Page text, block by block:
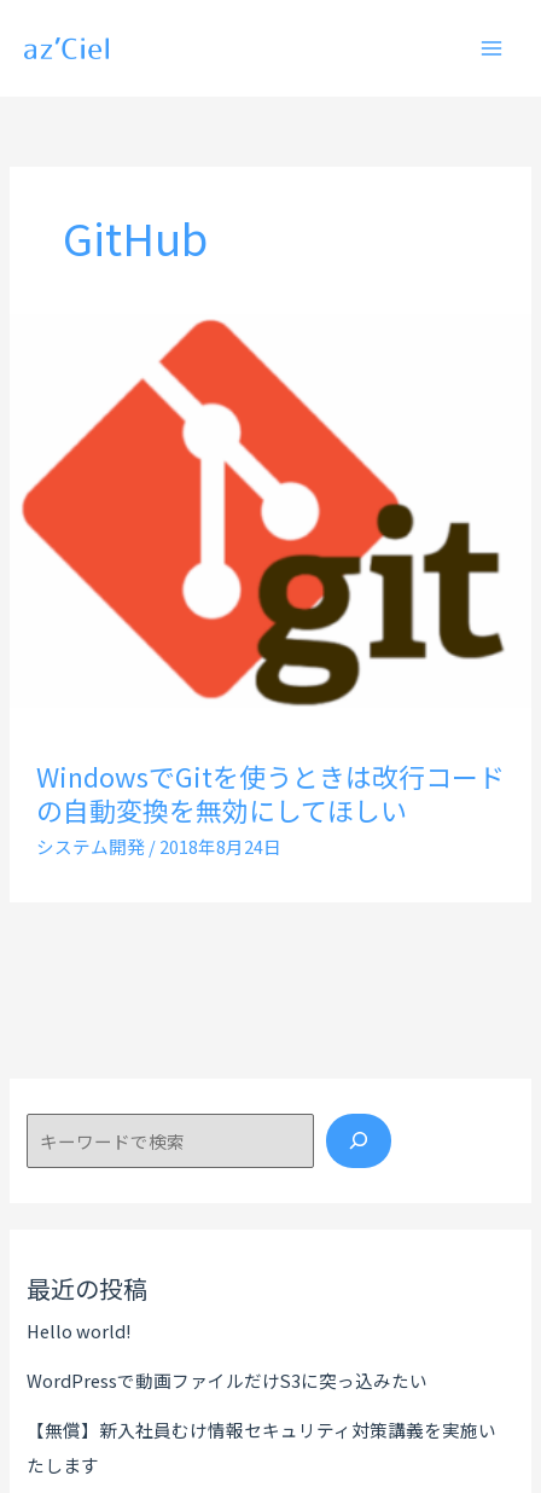
GitHub
WindowsでGitを使うときは改行コード
の自動変換を無効にしてほしい
システム開発/2018年8月24日
検索
最近の投稿
Hello world!
WordPressで動画ファイルだけS3に突っ込みたい
【無償】新入社員むけ情報セキュリティ対策講義を実施い
たします